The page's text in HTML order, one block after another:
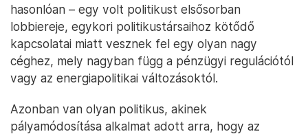
hasonlóan – egy volt politikust elsősorban
lobbiereje, egykori politikustársaihoz kötődő
kapcsolatai miatt vesznek fel egy olyan nagy
céghez, mely nagyban függ a pénzügyi regulációtól
vagy az energiapolitikai változásoktól.
Azonban van olyan politikus, akinek
pályamódosítása alkalmat adott arra, hogy az